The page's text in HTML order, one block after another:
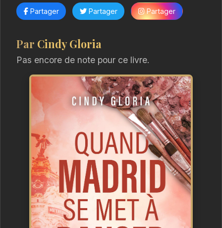
Partager Partager Partager
Par Cindy Gloria
Pas encore de note pour ce livre.